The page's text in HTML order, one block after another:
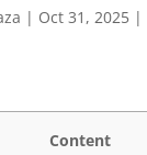
| Oct 31, 2025|
Content